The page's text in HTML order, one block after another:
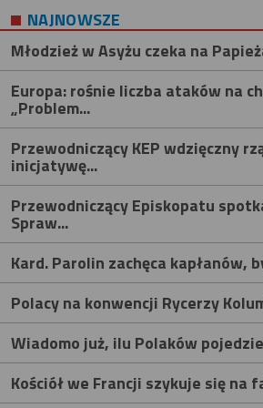
NAJNOWSZE
Młodzież w Asyżu czeka na
Europa: rośnie liczba ataków na
„Problem...
Przewodniczący KEP wdzięczny
inicjatywę...
Przewodniczący Episkopatu
Spraw...
Kard. Parolin zachęca kapłanów,
Polacy na konwencji Rycerzy
Wiadomo już, ilu Polaków
Kościół we Francji szykuje się na